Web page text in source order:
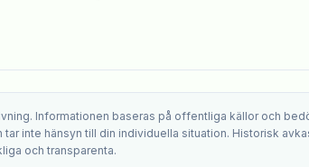
Informationen baseras på offentliga källor och
inte hänsyn till din individuella situation. Historisk
och transparenta.